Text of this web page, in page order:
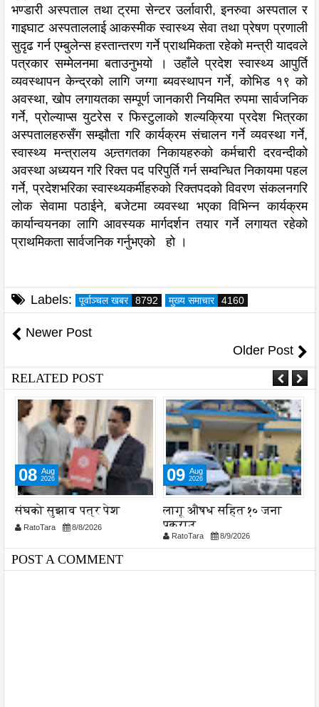
भण्डारी अस्पताल तथा ट्रमा सेन्टर उर्लावारी, इनरुवा अस्पताल र
गाइघाट अस्पताललाई आकस्मीक स्वास्थ्य सेवा तथा प्रेषण प्रणाली
सुदृढ गर्न एम्बुलेन्स हस्तान्तरण गर्ने प्राथमिकता रहेको मन्त्री यादवले
पत्रकार सम्मेलनमा बताउनुभयो । उहाँले प्रदेश स्वास्थ्य आपुर्ति
व्यवस्थापन केन्द्रको लागि जग्गा ब्यवस्थापन गर्ने, कोभिड १९ को
अवस्था, खोप लगायतका सम्पूर्ण जानकारी नियमित रुपमा सार्वजनिक
गर्ने, प्रोल्याप्स युटरेस र फिस्टुलाको शल्यक्रिया प्रदेश भित्रका
अस्पतालहरुसँग सम्झौता गरि कार्यक्रम संचालन गर्ने व्यवस्था गर्ने,
स्वास्थ्य मन्त्रालय अन्र्तगतका निकायहरुको कर्मचारी दरवन्दीको
अवस्था अध्ययन गरि रिक्त पद परिपुर्ति गर्न सम्वन्धित निकायमा पहल
गर्ने, प्रदेशभरिका स्वास्थ्यकर्मीहरुको रिक्तपदको विवरण संकलनगरि
लोक सेवामा पठाईने, बजेटमा व्यवस्था भएका विभिन्न कार्यक्रम
कार्यान्वयनका लागि आवस्यक मार्गदर्शन तयार गर्ने लगायत रहेको
प्राथमिकता सार्वजनिक गर्नुभएको हो ।
Labels: पूर्वाञ्चल खबर 8792 मुख्य समाचार 4160
Newer Post
Older Post
RELATED POST
08 Aug
2026
संघको सुझाव पत्र पेश
RatoTara 8/8/2026
09 Aug
2026
लागू औषध सहित १० जना
पक्राउ
RatoTara 8/9/2026
POST A COMMENT